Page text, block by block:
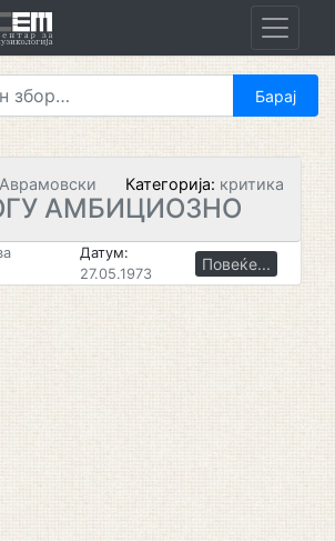
Категорија: критика
АМБИЦИОЗНО
Датум:
27.05.1973
Повеќе...